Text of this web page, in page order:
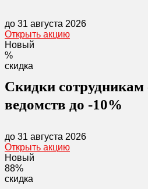
до 31 августа 2026
Открыть акцию
Новый
%
скидка
Скидки
ведомств до -10%
до 31 августа 2026
Открыть акцию
Новый
88%
скидка